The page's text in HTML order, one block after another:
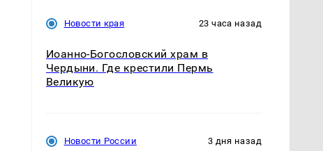
Новости края 23 часа назад
Иоанно-Богословский храм в
Чердыни. Где крестили Пермь
Великую
Новости России 3 дня назад